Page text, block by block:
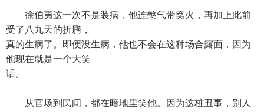
徐伯夷这一次不是装病，他连憋气带窝火，再加上此前
受了八九天的折腾，
真的生病了。即便没生病，他也不会在这种场合露面，因为
他现在就是一个大笑
话。
从官场到民间，都在暗地里笑他。因为这桩丑事，别人